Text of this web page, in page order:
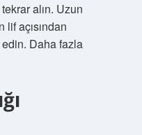
alın. Uzun
açısından
Daha fazla